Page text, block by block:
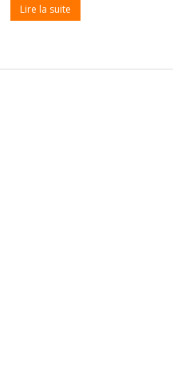
Lire la suite